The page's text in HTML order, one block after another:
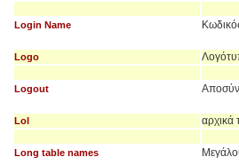
Login Name
Logo
Logout
Lol
Long table names